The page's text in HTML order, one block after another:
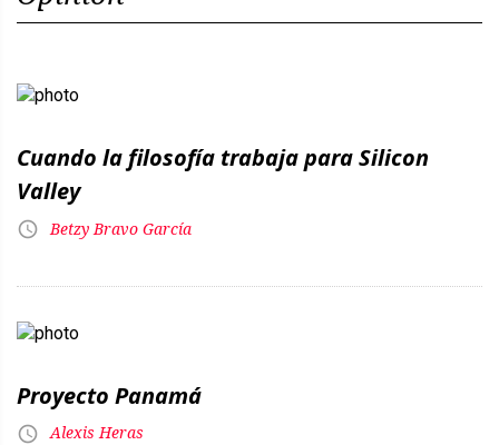
Cuando la filosofía trabaja para Silicon
Valley
Betzy Bravo García
Proyecto Panamá
Alexis Heras